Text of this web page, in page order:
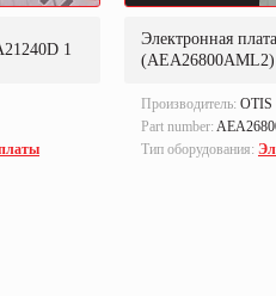
1
Электронная
(AEA26800AML2)
Производитель: OTIS
Part number:
Тип оборудования: